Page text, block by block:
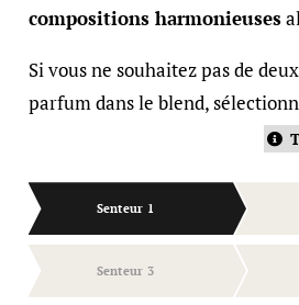
compositions harmonieuses
Si vous ne souhaitez pas de
parfum dans le blend,
Senteur 1
Senteur 3